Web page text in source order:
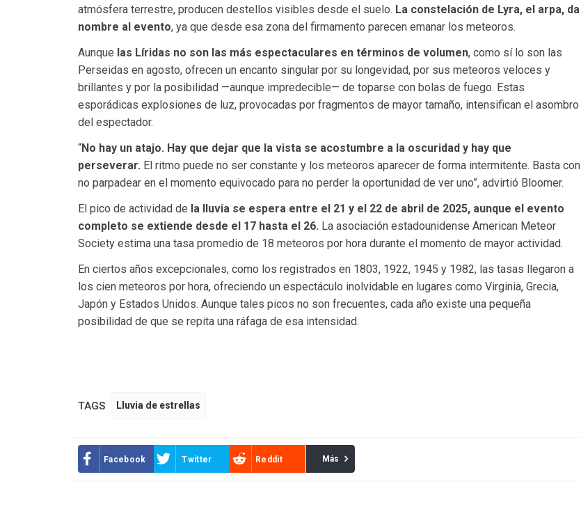
atmósfera terrestre, producen destellos visibles desde el suelo. La constelación de Lyra, el arpa, da
nombre al evento, ya que desde esa zona del firmamento parecen emanar los meteoros.
Aunque las Líridas no son las más espectaculares en términos de volumen, como sí lo son las
Perseidas en agosto, ofrecen un encanto singular por su longevidad, por sus meteoros veloces y
brillantes y por la posibilidad —aunque impredecible— de toparse con bolas de fuego. Estas
esporádicas explosiones de luz, provocadas por fragmentos de mayor tamaño, intensifican el asombro
del espectador.
“No hay un atajo. Hay que dejar que la vista se acostumbre a la oscuridad y hay que
perseverar. El ritmo puede no ser constante y los meteoros aparecer de forma intermitente. Basta con
no parpadear en el momento equivocado para no perder la oportunidad de ver uno”, advirtió Bloomer.
El pico de actividad de la lluvia se espera entre el 21 y el 22 de abril de 2025, aunque el evento
completo se extiende desde el 17 hasta el 26. La asociación estadounidense American Meteor
Society estima una tasa promedio de 18 meteoros por hora durante el momento de mayor actividad.
En ciertos años excepcionales, como los registrados en 1803, 1922, 1945 y 1982, las tasas llegaron a
los cien meteoros por hora, ofreciendo un espectáculo inolvidable en lugares como Virginia, Grecia,
Japón y Estados Unidos. Aunque tales picos no son frecuentes, cada año existe una pequeña
posibilidad de que se repita una ráfaga de esa intensidad.
TAGS Lluvia de estrellas
Facebook Twitter Reddit Más